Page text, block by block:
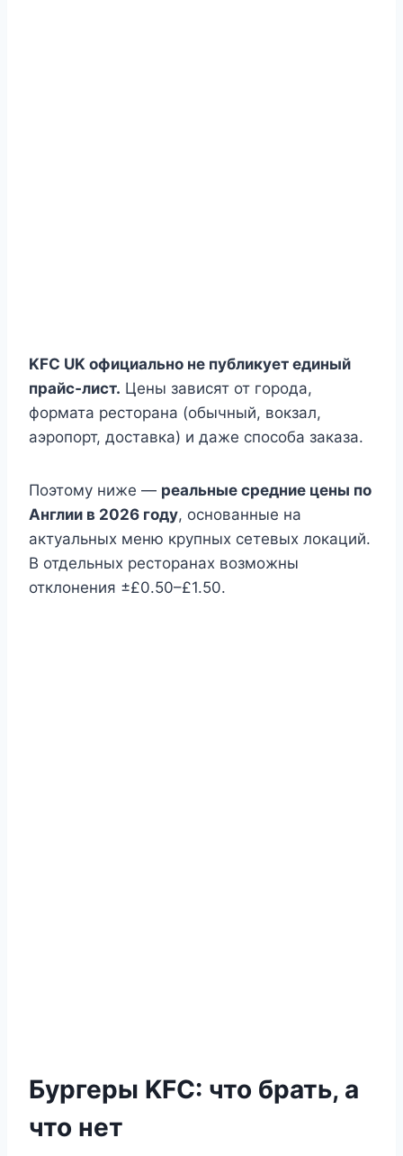
KFC UK официально не публикует единый
прайс‑лист. Цены зависят от города,
формата ресторана (обычный, вокзал,
аэропорт, доставка) и даже способа заказа.
Поэтому ниже — реальные средние цены по
Англии в 2026 году, основанные на
актуальных меню крупных сетевых локаций.
В отдельных ресторанах возможны
отклонения ±£0.50–£1.50.
Бургеры KFC: что брать, а
что нет